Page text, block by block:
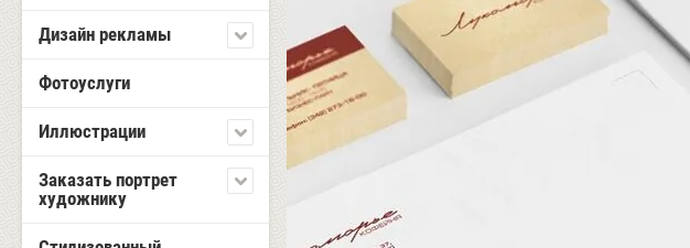
Дизайн рекламы
Фотоуслуги
Иллюстрации
Заказать портрет
художнику